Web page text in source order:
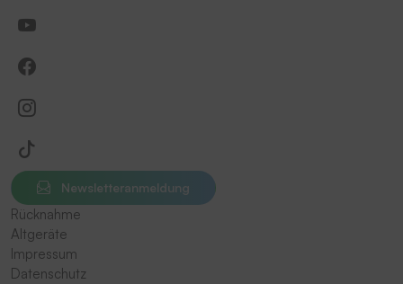
Newsletteranmeldung
Rücknahme
Altgeräte
Impressum
Datenschutz